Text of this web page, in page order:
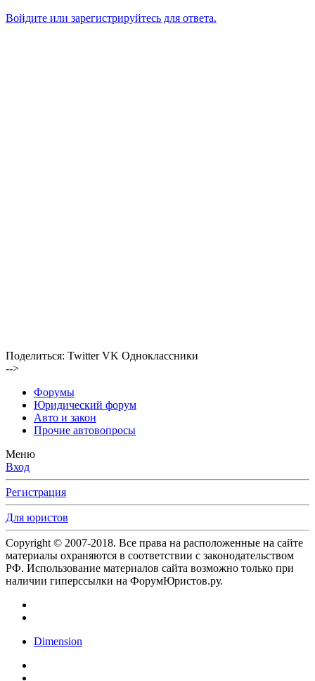
Войдите или зарегистрируйтесь для ответа.
Поделиться: Twitter VK Одноклассники
-->
Форумы
Юридический форум
Авто и закон
Прочие автовопросы
Меню
Вход
Регистрация
Для юристов
Copyright © 2007-2018. Все права на расположенные на сайте
материалы охраняются в соответствии с законодательством
РФ. Использование материалов сайта возможно только при
наличии гиперссылки на ФорумЮристов.ру.
Dimension